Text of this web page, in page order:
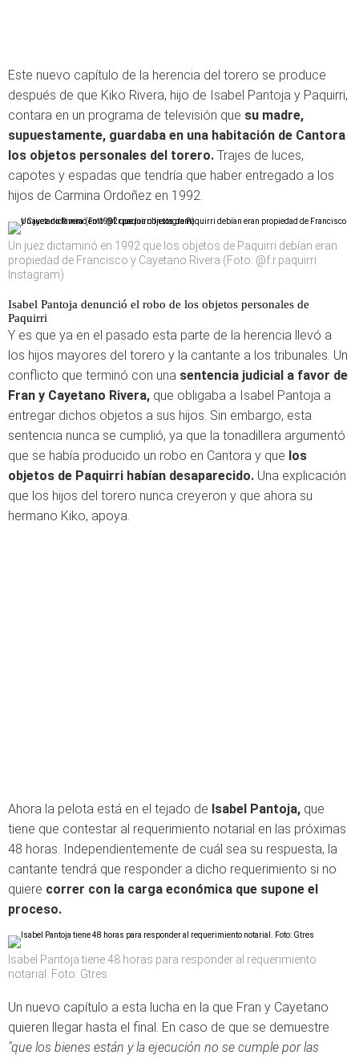
Este nuevo capítulo de la herencia del torero se produce
después de que Kiko Rivera, hijo de Isabel Pantoja y Paquirri,
contara en un programa de televisión que su madre,
supuestamente, guardaba en una habitación de Cantora
los objetos personales del torero. Trajes de luces,
capotes y espadas que tendría que haber entregado a los
hijos de Carmina Ordoñez en 1992.
Un juez dictaminó en 1992 que los objetos de Paquirri debían eran
propiedad de Francisco y Cayetano Rivera (Foto: @f.r.paquirri
Instagram)
Isabel Pantoja denunció el robo de los objetos personales de
Paquirri
Y es que ya en el pasado esta parte de la herencia llevó a
los hijos mayores del torero y la cantante a los tribunales. Un
conflicto que terminó con una sentencia judicial a favor de
Fran y Cayetano Rivera, que obligaba a Isabel Pantoja a
entregar dichos objetos a sus hijos. Sin embargo, esta
sentencia nunca se cumplió, ya que la tonadillera argumentó
que se había producido un robo en Cantora y que los
objetos de Paquirri habían desaparecido. Una explicación
que los hijos del torero nunca creyeron y que ahora su
hermano Kiko, apoya.
Ahora la pelota está en el tejado de Isabel Pantoja, que
tiene que contestar al requerimiento notarial en las próximas
48 horas. Independientemente de cuál sea su respuesta, la
cantante tendrá que responder a dicho requerimiento si no
quiere correr con la carga económica que supone el
proceso.
Isabel Pantoja tiene 48 horas para responder al requerimiento
notarial. Foto: Gtres
Un nuevo capítulo a esta lucha en la que Fran y Cayetano
quieren llegar hasta el final. En caso de que se demuestre
"que los bienes están y la ejecución no se cumple por las